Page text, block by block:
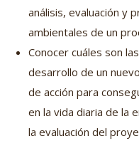
análisis, evaluación y
ambientales de un
Conocer cuáles son
desarrollo de un
de acción para
en la vida diaria de la
la evaluación del